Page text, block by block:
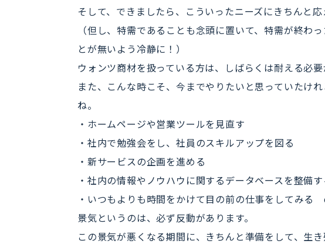
そして、できましたら、こういったニーズにきちんと応
（但し、特需であることも念頭に置いて、特需が終わ
とが無いよう冷静に！）
ウォンツ商材を扱っている方は、しばらくは耐える必要
また、こんな時こそ、今までやりたいと思っていたけ
ね。
・ホームページや営業ツールを見直す
・社内で勉強会をし、社員のスキルアップを図る
・新サービスの企画を進める
・社内の情報やノウハウに関するデータベースを整備す
・いつもよりも時間をかけて目の前の仕事をしてみ
景気というのは、必ず反動があります。
この景気が悪くなる期間に、きちんと準備をして、生